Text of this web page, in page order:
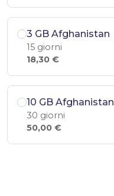
3 GB Afghanistan
15 giorni
18,30 €
10 GB Afghanistan
30 giorni
50,00 €